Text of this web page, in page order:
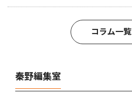
コラム一覧
秦野編集室